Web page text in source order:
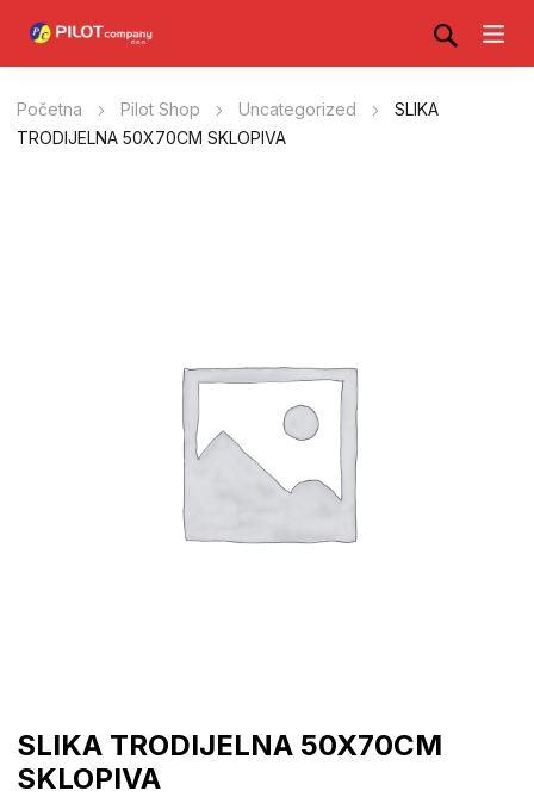
Početna Pilot Shop Uncategorized
SLIKA
TRODIJELNA 50X70CM SKLOPIVA
SLIKA TRODIJELNA 50X70CM
SKLOPIVA